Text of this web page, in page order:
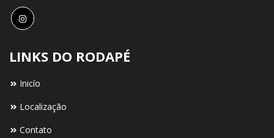
LINKS DO RODAPÉ
Inicío
Localização
Contato